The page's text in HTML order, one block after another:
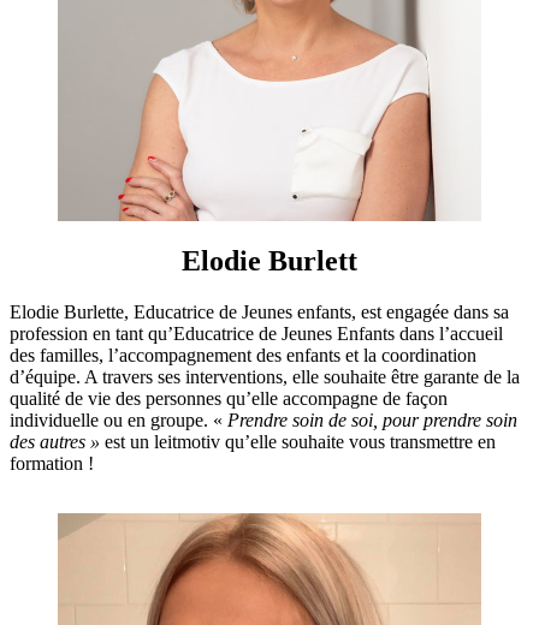
Elodie Burlett
Elodie Burlette, Educatrice de Jeunes enfants, est engagée dans sa
profession en tant qu’Educatrice de Jeunes Enfants dans l’accueil
des familles, l’accompagnement des enfants et la coordination
d’équipe. A travers ses interventions, elle souhaite être garante de la
qualité de vie des personnes qu’elle accompagne de façon
individuelle ou en groupe. « Prendre soin de soi, pour prendre soin
des autres » est un leitmotiv qu’elle souhaite vous transmettre en
formation !